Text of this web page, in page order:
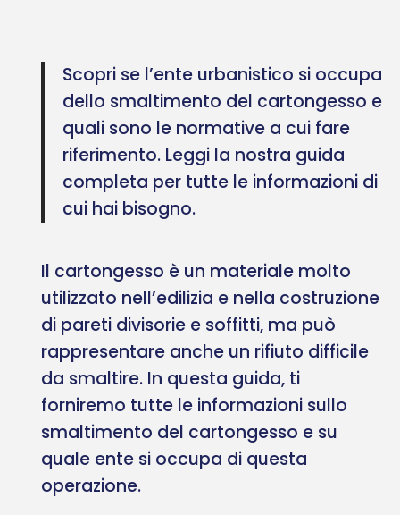
Scopri se l’ente urbanistico si occupa
dello smaltimento del cartongesso e
quali sono le normative a cui fare
riferimento. Leggi la nostra guida
completa per tutte le informazioni di
cui hai bisogno.
Il cartongesso è un materiale molto
utilizzato nell’edilizia e nella costruzione
di pareti divisorie e soffitti, ma può
rappresentare anche un rifiuto difficile
da smaltire. In questa guida, ti
forniremo tutte le informazioni sullo
smaltimento del cartongesso e su
quale ente si occupa di questa
operazione.